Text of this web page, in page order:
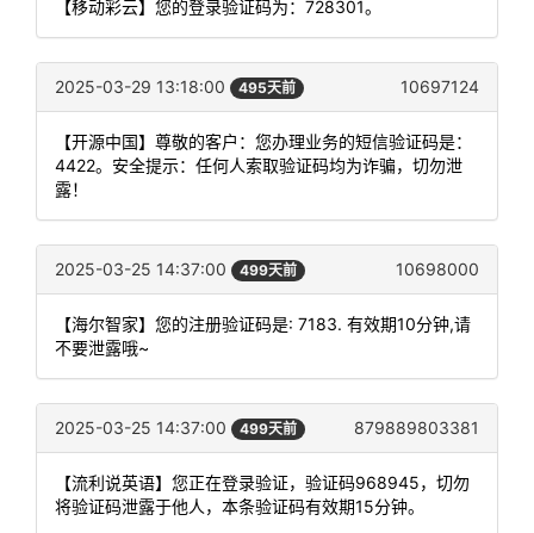
【移动彩云】您的登录验证码为：728301。
2025-03-29 13:18:00 495天前 10697124
【开源中国】尊敬的客户：您办理业务的短信验证码是：
4422。安全提示：任何人索取验证码均为诈骗，切勿泄
露！
2025-03-25 14:37:00 499天前 10698000
【海尔智家】您的注册验证码是: 7183. 有效期10分钟,请
不要泄露哦~
2025-03-25 14:37:00 499天前 879889803381
【流利说英语】您正在登录验证，验证码968945，切勿
将验证码泄露于他人，本条验证码有效期15分钟。